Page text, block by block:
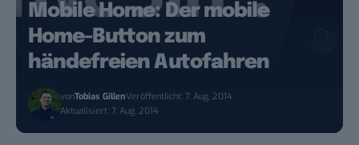
Mobile Home: Der mobile
Home-Button zum
händefreien Autofahren
vonTobias GillenVeröffentlicht: 7. Aug. 2014
Aktualisiert: 7. Aug. 2014